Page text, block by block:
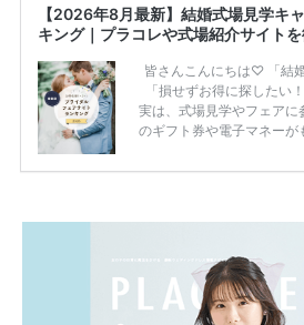
【2026年8月最新】結婚式場見学キ
キング｜プラコレや式場紹介サイト
皆さんこんにちは♡ 「結
「損せずお得に探したい
実は、式場見学やフェア
のギフト券や電子マネーが
ため、比較せずに選ぶと
一番お得？」「プラコレ
解決します。 まずは診断
ング診断」か、体